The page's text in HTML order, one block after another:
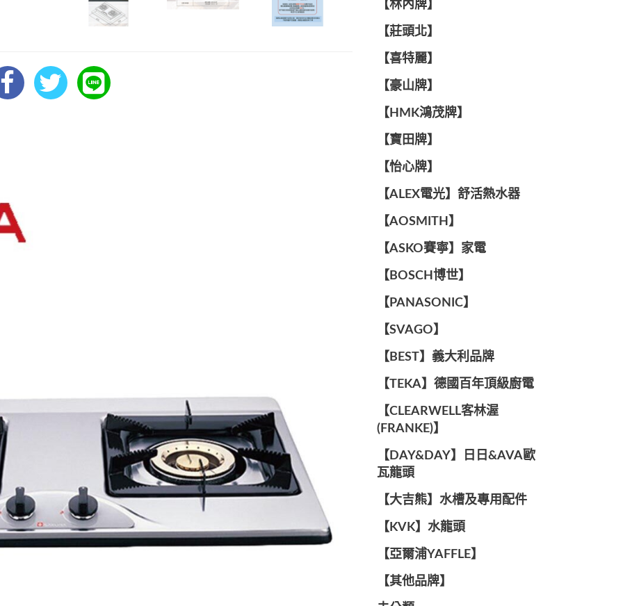
【林內牌】
【莊頭北】
【喜特麗】
【豪山牌】
【HMK鴻茂牌】
【寶田牌】
️【怡心牌】️
️️【ALEX電光】舒活熱水器️️
【AOSMITH】
【ASKO賽寧】家電
【BOSCH博世】
️【PANASONIC】️
️【SVAGO】️
️【BEST】️義大利品牌
️【TEKA】️德國百年頂級廚電
️【CLEARWELL客林渥
(FRANKE)】️
️【DAY&DAY】️日日&AVA歐
瓦龍頭
【大吉熊】水槽及專用配件
️【KVK】水龍頭️
【亞爾浦YAFFLE】
️【其他品牌】️